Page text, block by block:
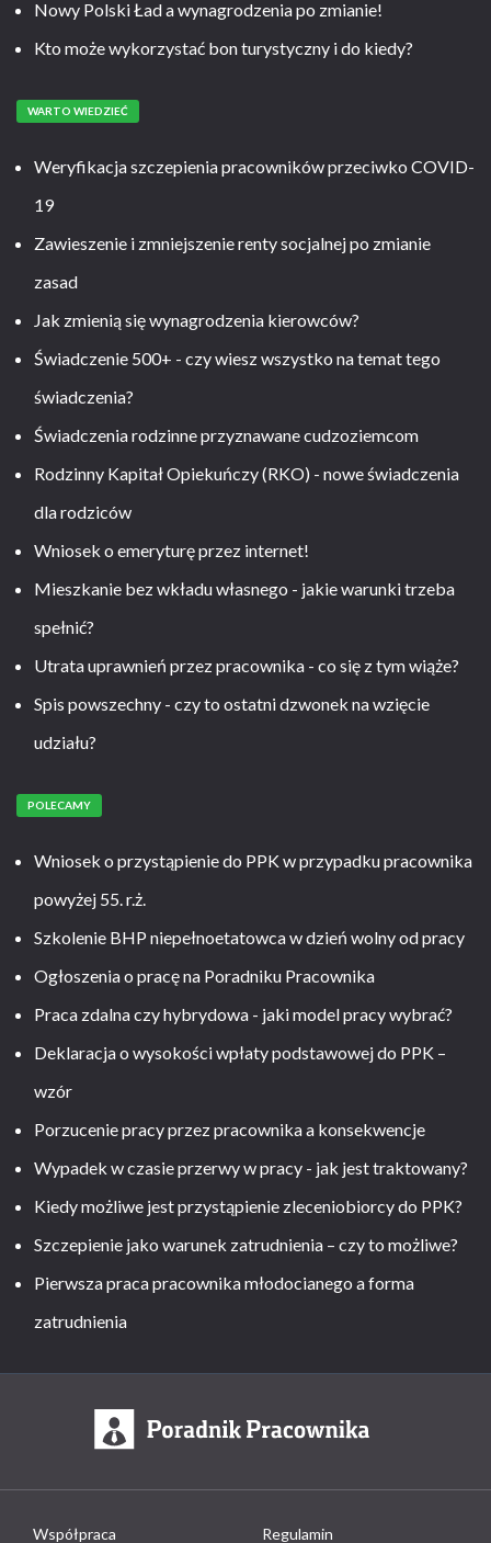
Nowy Polski Ład a wynagrodzenia po zmianie!
Kto może wykorzystać bon turystyczny i do kiedy?
WARTO WIEDZIEĆ
Weryfikacja szczepienia pracowników przeciwko COVID-
19
Zawieszenie i zmniejszenie renty socjalnej po zmianie
zasad
Jak zmienią się wynagrodzenia kierowców?
Świadczenie 500+ - czy wiesz wszystko na temat tego
świadczenia?
Świadczenia rodzinne przyznawane cudzoziemcom
Rodzinny Kapitał Opiekuńczy (RKO) - nowe świadczenia
dla rodziców
Wniosek o emeryturę przez internet!
Mieszkanie bez wkładu własnego - jakie warunki trzeba
spełnić?
Utrata uprawnień przez pracownika - co się z tym wiąże?
Spis powszechny - czy to ostatni dzwonek na wzięcie
udziału?
POLECAMY
Wniosek o przystąpienie do PPK w przypadku pracownika
powyżej 55. r.ż.
Szkolenie BHP niepełnoetatowca w dzień wolny od pracy
Ogłoszenia o pracę na Poradniku Pracownika
Praca zdalna czy hybrydowa - jaki model pracy wybrać?
Deklaracja o wysokości wpłaty podstawowej do PPK –
wzór
Porzucenie pracy przez pracownika a konsekwencje
Wypadek w czasie przerwy w pracy - jak jest traktowany?
Kiedy możliwe jest przystąpienie zleceniobiorcy do PPK?
Szczepienie jako warunek zatrudnienia – czy to możliwe?
Pierwsza praca pracownika młodocianego a forma
zatrudnienia
Współpraca
Regulamin